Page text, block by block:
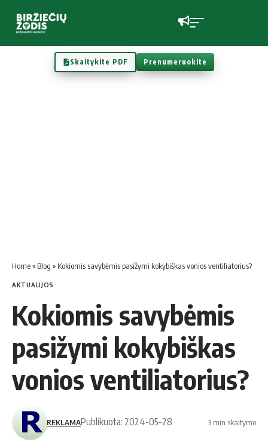
Skaitykite PDF Prenumeruokite
Home» Blog » Kokiomis savybėmis pasižymi kokybiškas vonios ventiliatorius?
AKTUALIJOS
Kokiomis savybėmis
pasižymi kokybiškas
vonios ventiliatorius?
REKLAMAPublikuota: 2024-05-28 3 min skaitymo